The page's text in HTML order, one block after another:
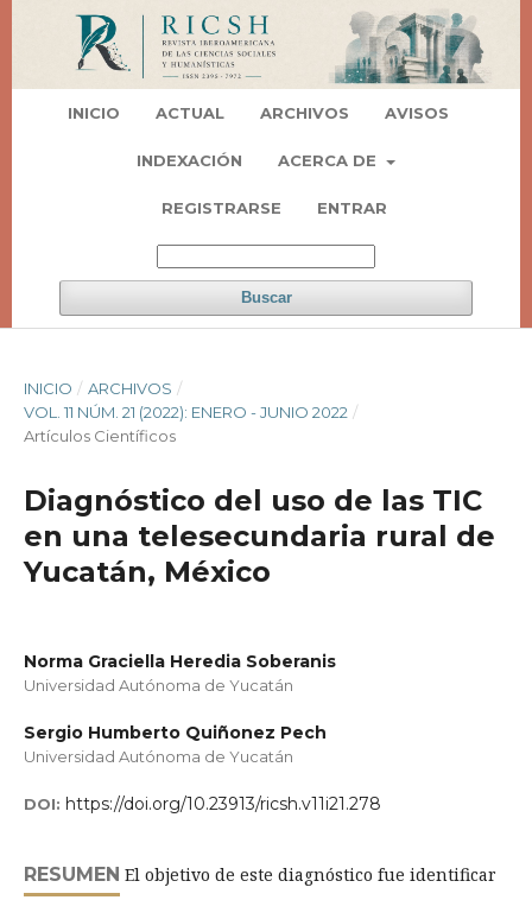
INICIO ACTUAL ARCHIVOS AVISOS
INDEXACIÓN ACERCA DE
REGISTRARSE ENTRAR
Buscar
INICIO / ARCHIVOS /
VOL. 11 NÚM. 21 (2022): ENERO - JUNIO 2022 /
Artí­culos Científicos
Diagnóstico del uso de las TIC
en una telesecundaria rural de
Yucatán, México
Norma Graciella Heredia Soberanis
Universidad Autónoma de Yucatán
Sergio Humberto Quiñonez Pech
Universidad Autónoma de Yucatán
DOI: https://doi.org/10.23913/ricsh.v11i21.278
RESUMEN El objetivo de este diagnóstico fue identificar